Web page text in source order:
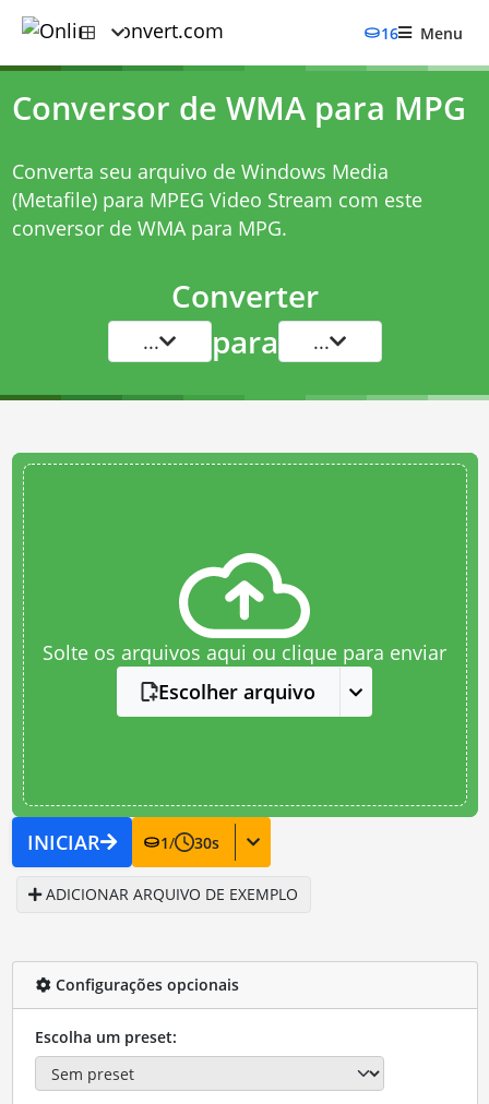
16 Menu
Conversor de WMA para MPG
Converta seu arquivo de Windows Media
(Metafile) para MPEG Video Stream com este
conversor de WMA para MPG.
Converter
... para ...
Solte os arquivos aqui ou clique para enviar
Escolher arquivo
INICIAR 1/ 30s
ADICIONAR ARQUIVO DE EXEMPLO
Configurações opcionais
Escolha um preset: